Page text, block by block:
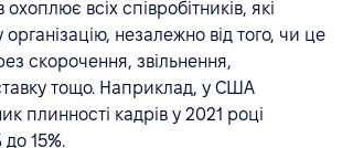
охоплює всіх співробітників, які
незалежно від того, чи це
скорочення, звільнення,
тощо. Наприклад, у США
плинності кадрів у 2021 році
до 15%.